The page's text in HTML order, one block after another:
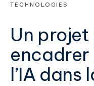
TECHNOLOGIES
Un
encadrer
l’IA dans